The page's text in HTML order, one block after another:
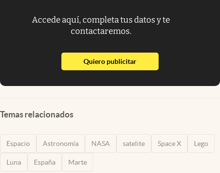
Accede aquí, completa tus datos y te
contactaremos.
Quiero publicitarabre en nueva pestaña
Temas relacionados
Espacio Astronomía NASA satelite Space X Lego
Luna España Marte